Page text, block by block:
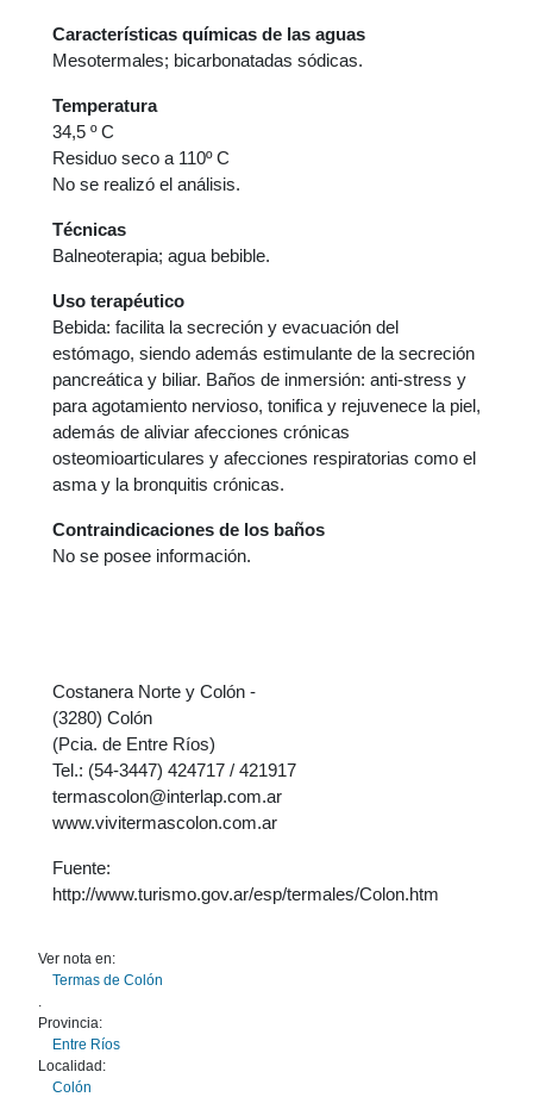
Características químicas de las aguas
Mesotermales; bicarbonatadas sódicas.
Temperatura
34,5 º C
Residuo seco a 110º C
No se realizó el análisis.
Técnicas
Balneoterapia; agua bebible.
Uso terapéutico
Bebida: facilita la secreción y evacuación del
estómago, siendo además estimulante de la secreción
pancreática y biliar. Baños de inmersión: anti-stress y
para agotamiento nervioso, tonifica y rejuvenece la piel,
además de aliviar afecciones crónicas
osteomioarticulares y afecciones respiratorias como el
asma y la bronquitis crónicas.
Contraindicaciones de los baños
No se posee información.
Costanera Norte y Colón -
(3280) Colón
(Pcia. de Entre Ríos)
Tel.: (54-3447) 424717 / 421917
termascolon@interlap.com.ar
www.vivitermascolon.com.ar
Fuente:
http://www.turismo.gov.ar/esp/termales/Colon.htm
Ver nota en:
Termas de Colón
.
Provincia:
Entre Ríos
Localidad:
Colón